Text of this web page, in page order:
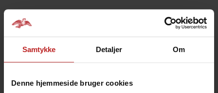
Samtykke Detaljer Om
Denne hjemmeside bruger cookies
menu
Vallekilde Højskole